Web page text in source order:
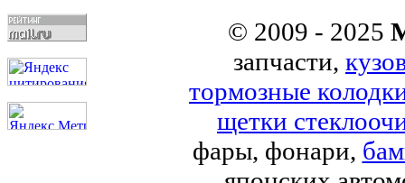
© 2009 - 2025
запчасти,
тормозные
щетки
фары, фонари,